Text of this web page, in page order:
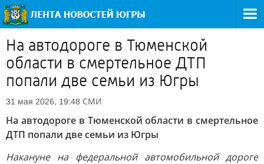
На автодороге в Тюменской
области в смертельное ДТП
попали две семьи из Югры
31 мая 2026, 19:48 СМИ
На автодороге в Тюменской области в смертельное
ДТП попали две семьи из Югры
Накануне на федеральной автомобильной дороге